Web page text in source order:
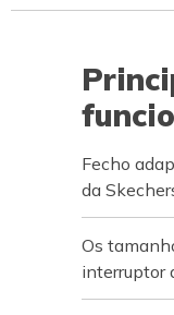
Fecho
da
Os
interruptor